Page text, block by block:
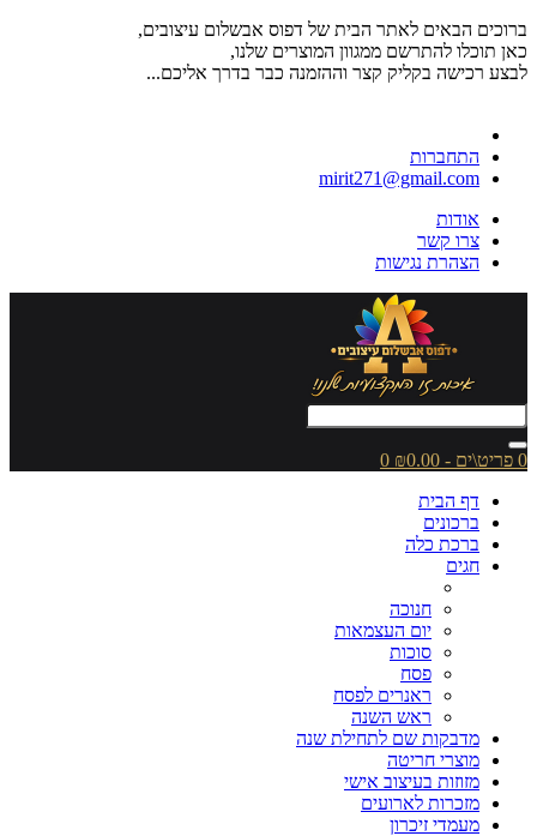
ברוכים הבאים לאתר הבית של דפוס אבשלום עיצובים,
כאן תוכלו להתרשם ממגוון המוצרים שלנו,
לבצע רכישה בקליק קצר וההזמנה כבר בדרך אליכם...
התחברות
mirit271@gmail.com
אודות
צרו קשר
הצהרת נגישות
0 פריט\ים - ₪0.00
0
דף הבית
ברכונים
ברכת כלה
חגים
חנוכה
יום העצמאות
סוכות
פסח
ראנרים לפסח
ראש השנה
מדבקות שם לתחילת שנה
מוצרי חריטה
מזוזות בעיצוב אישי
מזכרות לארועים
מעמדי זיכרון